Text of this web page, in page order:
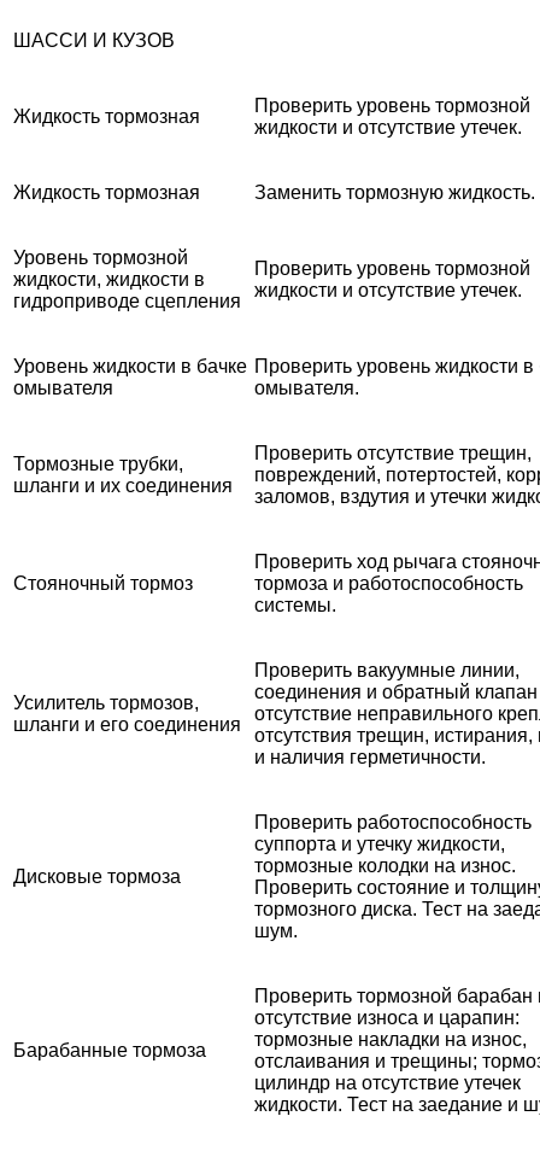
ШАССИ И КУЗОВ
Жидкость тормозная
Проверить уровень тормозной
жидкости и отсутствие утечек.
Жидкость тормозная Заменить тормозную жидкость.
Уровень тормозной
жидкости, жидкости в
гидроприводе сцепления
Проверить уровень тормозной
жидкости и отсутствие утечек.
Уровень жидкости в бачке
омывателя
Проверить уровень жидкости в
омывателя.
Тормозные трубки,
шланги и их соединения
Проверить отсутствие трещин,
повреждений, потертостей,
заломов, вздутия и утечки
Стояночный тормоз
Проверить ход рычага
тормоза и работоспособность
системы.
Усилитель тормозов,
шланги и его соединения
Проверить вакуумные линии,
соединения и обратный
отсутствие неправильного
отсутствия трещин, истирания,
и наличия герметичности.
Дисковые тормоза
Проверить работоспособность
суппорта и утечку жидкости,
тормозные колодки на износ.
Проверить состояние и
тормозного диска. Тест на
шум.
Барабанные тормоза
Проверить тормозной барабан
отсутствие износа и царапин:
тормозные накладки на износ,
отслаивания и трещины;
цилиндр на отсутствие утечек
жидкости. Тест на заедание и